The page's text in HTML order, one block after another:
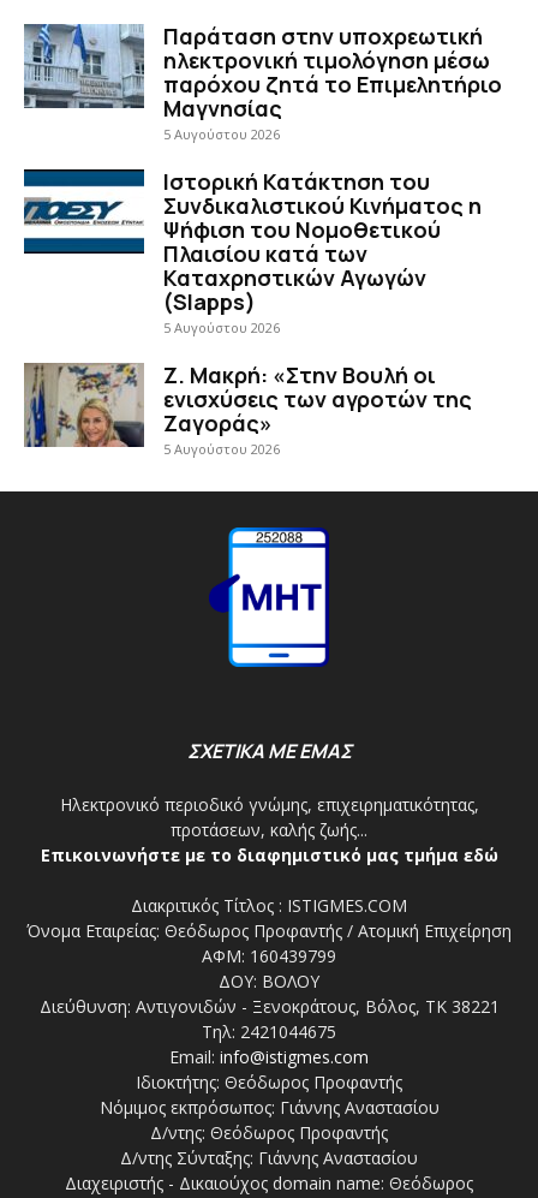
Παράταση στην υποχρεωτική
ηλεκτρονική τιμολόγηση μέσω
παρόχου ζητά το Επιμελητήριο
Μαγνησίας
5 Αυγούστου 2026
Ιστορική Κατάκτηση του
Συνδικαλιστικού Κινήματος η
Ψήφιση του Νομοθετικού
Πλαισίου κατά των
Καταχρηστικών Αγωγών
(Slapps)
5 Αυγούστου 2026
Ζ. Μακρή: «Στην Βουλή οι
ενισχύσεις των αγροτών της
Ζαγοράς»
5 Αυγούστου 2026
ΣΧΕΤΙΚΑ ΜΕ ΕΜΑΣ
Ηλεκτρονικό περιοδικό γνώμης, επιχειρηματικότητας,
προτάσεων, καλής ζωής...
Επικοινωνήστε με το διαφημιστικό μας τμήμα εδώ
Διακριτικός Τίτλος : ISTIGMES.COM
Όνομα Εταιρείας: Θεόδωρος Προφαντής / Ατομική Επιχείρηση
ΑΦΜ: 160439799
ΔΟΥ: ΒΟΛΟΥ
Διεύθυνση: Αντιγονιδών - Ξενοκράτους, Βόλος, ΤΚ 38221
Τηλ: 2421044675
Email: info@istigmes.com
Ιδιοκτήτης: Θεόδωρος Προφαντής
Νόμιμος εκπρόσωπος: Γιάννης Αναστασίου
Δ/ντης: Θεόδωρος Προφαντής
Δ/ντης Σύνταξης: Γιάννης Αναστασίου
Διαχειριστής - Δικαιούχος domain name: Θεόδωρος